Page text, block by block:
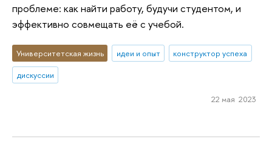
проблеме: как найти работу, будучи студентом, и
эффективно совмещать её с учебой.
Университетская жизнь идеи и опыт
конструктор успеха
дискуссии
22 мая 2023